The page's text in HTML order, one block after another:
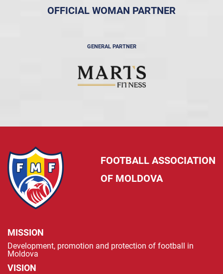
OFFICIAL WOMAN PARTNER
GENERAL PARTNER
FOOTBALL ASSOCIATION
OF MOLDOVA
MISSION
Development, promotion and protection of football in
Moldova
VISION